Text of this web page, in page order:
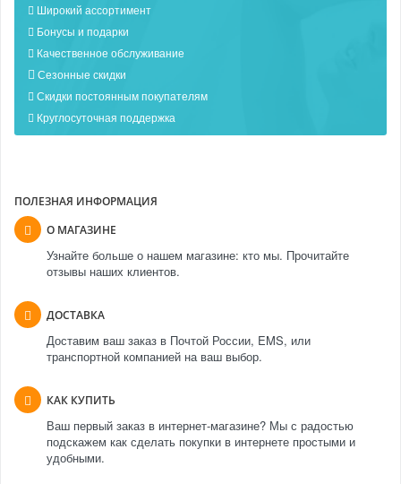
Широкий ассортимент
Бонусы и подарки
Качественное обслуживание
Сезонные скидки
Скидки постоянным покупателям
Круглосуточная поддержка
ПОЛЕЗНАЯ ИНФОРМАЦИЯ
О МАГАЗИНЕ
Узнайте больше о нашем магазине: кто мы. Прочитайте
отзывы наших клиентов.
ДОСТАВКА
Доставим ваш заказ в Почтой России, EMS, или
транспортной компанией на ваш выбор.
КАК КУПИТЬ
Ваш первый заказ в интернет-магазине? Мы с радостью
подскажем как сделать покупки в интернете простыми и
удобными.